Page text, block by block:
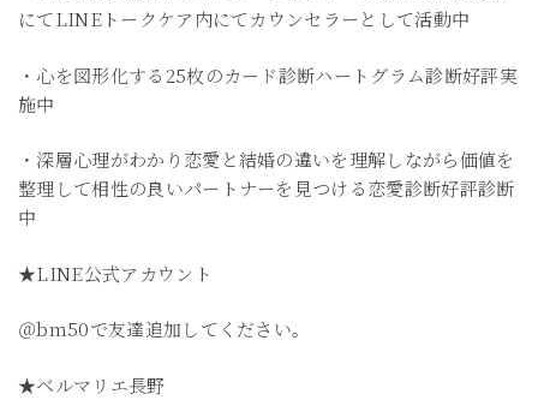
にてLINEトークケア内にてカウンセラーとして活動中
・心を図形化する25枚のカード診断ハートグラム診断好評実
施中
・深層心理がわかり恋愛と結婚の違いを理解しながら価値を
整理して相性の良いパートナーを見つける恋愛診断好評診断
中
★LINE公式アカウント
＠bm50で友達追加してください。
★ベルマリエ長野